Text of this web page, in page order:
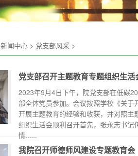
新闻中心 > 党支部风采 >
党支部召开主题教育专题组织生活
2023年9月4日下午，院党支部在低碳
部全体党员参加。会议按照学校《关
开展主题教育的经验和收获，并对照
组织生活会顺利召开首先，张永志书
情......
我院召开师德师风建设专题教育会